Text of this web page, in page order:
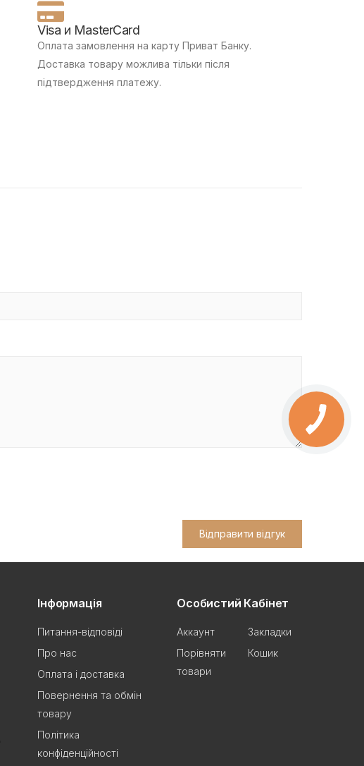
Visa и MasterCard
Оплата замовлення на карту Приват Банку.
Доставка товару можлива тільки після
підтвердження платежу.
Відправити відгук
Інформація
Питання-відповіді
Про нас
Оплата і доставка
Повернення та обмін
товару
Політика
конфіденційності
Особистий Кабінет
Аккаунт
Закладки
Порівняти
товари
Кошик